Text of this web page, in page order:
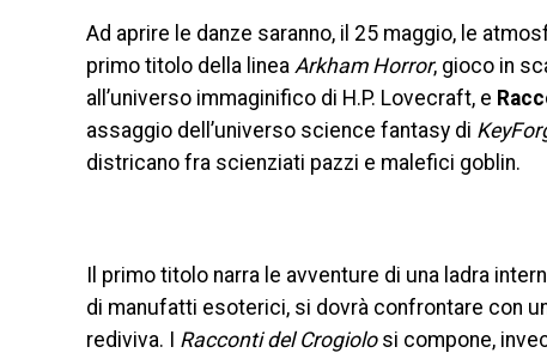
Ad aprire le danze saranno, il 25 maggio, le
primo titolo della linea Arkham Horror, gioco in
all’universo immaginifico di H.P. Lovecraft, e
assaggio dell’universo science fantasy di
districano fra scienziati pazzi e malefici goblin.
Il primo titolo narra le avventure di una ladra
di manufatti esoterici, si dovrà confrontare con
rediviva. I Racconti del Crogiolosi compone,